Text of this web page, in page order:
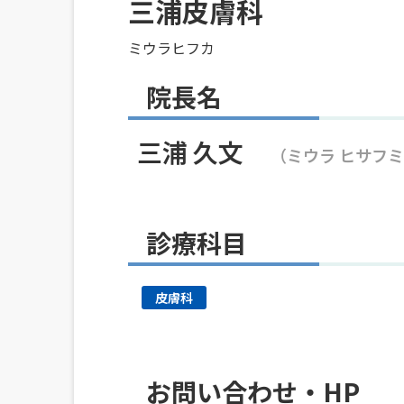
三浦皮膚科
ミウラヒフカ
院長名
三浦 久文
（ミウラ ヒサフ
診療科目
皮膚科
お問い合わせ・HP